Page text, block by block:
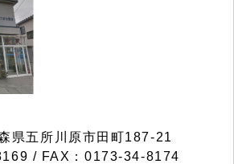
五所川原市田町187-21
/ FAX：0173-34-8174